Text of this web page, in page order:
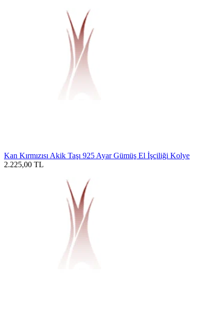
Kan Kırmızısı Akik Taşı 925 Ayar Gümüş El İşçiliği Kolye
2.225,00 TL